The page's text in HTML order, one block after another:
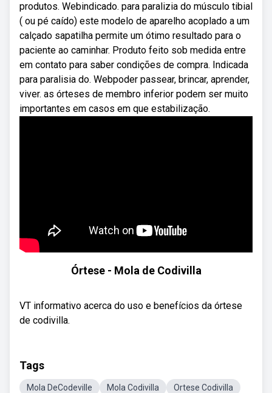
produtos. Webindicado. para paralizia do músculo tibial
( ou pé caído) este modelo de aparelho acoplado a um
calçado sapatilha permite um ótimo resultado para o
paciente ao caminhar. Produto feito sob medida entre
em contato para saber condições de compra. Indicada
para paralisia do. Webpoder passear, brincar, aprender,
viver. as órteses de membro inferior podem ser muito
importantes em casos em que estabilização.
Órtese - Mola de Codivilla
VT informativo acerca do uso e benefícios da órtese
de codivilla.
Tags
Mola DeCodeville Mola Codivilla
Ortese Codivilla